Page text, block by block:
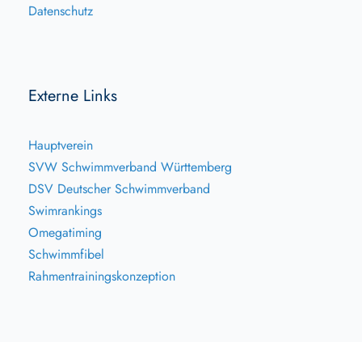
Datenschutz
Externe Links
Hauptverein
SVW Schwimmverband Württemberg
DSV Deutscher Schwimmverband
Swimrankings
Omegatiming
Schwimmfibel
Rahmentrainingskonzeption